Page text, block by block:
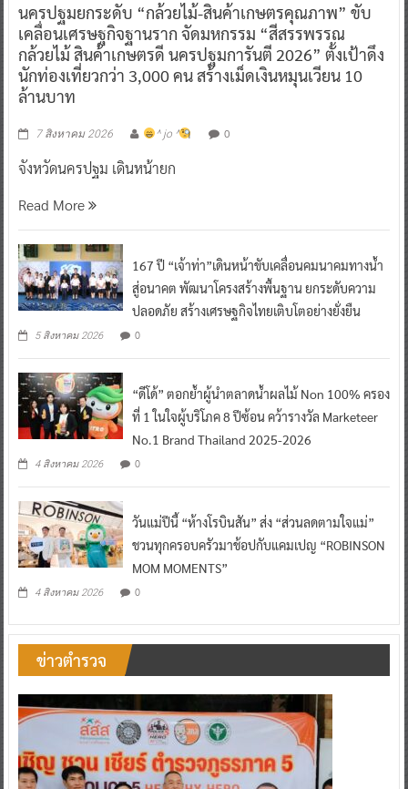
นครปฐมยกระดับ “กล้วยไม้-สินค้าเกษตรคุณภาพ” ขับ
เคลื่อนเศรษฐกิจฐานราก จัดมหกรรม “สีสรรพรรณ
กล้วยไม้ สินค้าเกษตรดี นครปฐมการันตี 2026” ตั้งเป้าดึง
นักท่องเที่ยวกว่า 3,000 คน สร้างเม็ดเงินหมุนเวียน 10
ล้านบาท
7 สิงหาคม 2026 ^ jo ^ 0
จังหวัดนครปฐม เดินหน้ายก
Read More
167 ปี “เจ้าท่า”เดินหน้าขับเคลื่อนคมนาคมทางน้ำ
สู่อนาคต พัฒนาโครงสร้างพื้นฐาน ยกระดับความ
ปลอดภัย สร้างเศรษฐกิจไทยเติบโตอย่างยั่งยืน
5 สิงหาคม 2026 0
“ดีโด้” ตอกย้ำผู้นำตลาดน้ำผลไม้ Non 100% ครอง
ที่ 1 ในใจผู้บริโภค 8 ปีซ้อน คว้ารางวัล Marketeer
No.1 Brand Thailand 2025-2026
4 สิงหาคม 2026 0
วันแม่ปีนี้ “ห้างโรบินสัน” ส่ง “ส่วนลดตามใจแม่”
ชวนทุกครอบครัวมาช้อปกับแคมเปญ “ROBINSON
MOM MOMENTS”
4 สิงหาคม 2026 0
ข่าวตำรวจ